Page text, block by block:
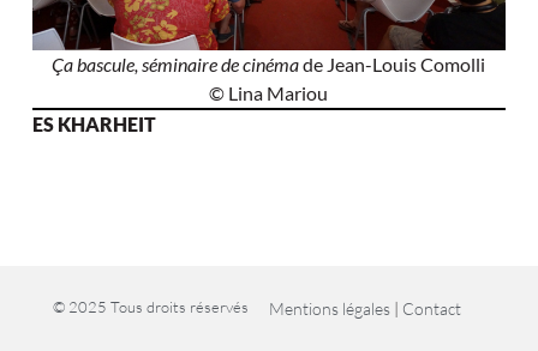
Ça bascule, séminaire de cinémade Jean-Louis Comolli
© Lina Mariou
ES KHARHEIT
© 2025 Tous droits réservés Mentions légales| Contact